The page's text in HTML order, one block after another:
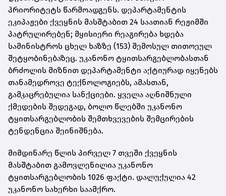
პრიორიტეტს წარმოადგენს. დეპარტამენტის
ეკიპაჟები ქვეყნის მასშტაბით 24 საათიან რეჟიმში
პატრულირებენ; მყისიერი რეაგირება ხდება
სამინისტროს ცხელ ხაზზე (153) შემოსულ თითოეულ
შეტყობინებაზეც. უკანონო ტყითსარგებლობასთან
ბრძოლის მიზნით დეპარტამენტი აქტიურად იყენებს
თანამედროვე ტექნოლოგიებს, ამასთან,
გამკაცრებულია სანქციები. ყველა აღნიშნული
ქმედების შედეგად, ბოლო წლებში უკანონო
ტყითსარგებლობის შემთხვევების შემცირების
ტენდენცია შეინიშნება.
მიმდინარე წლის პირველ 7 თვეში ქვეყნის
მასშტაბით გამოვლენილია უკანონო
ტყითსარგებლობის 1026 ფაქტი. დალუქულია 42
უკანონო სახერხი საამქრო.